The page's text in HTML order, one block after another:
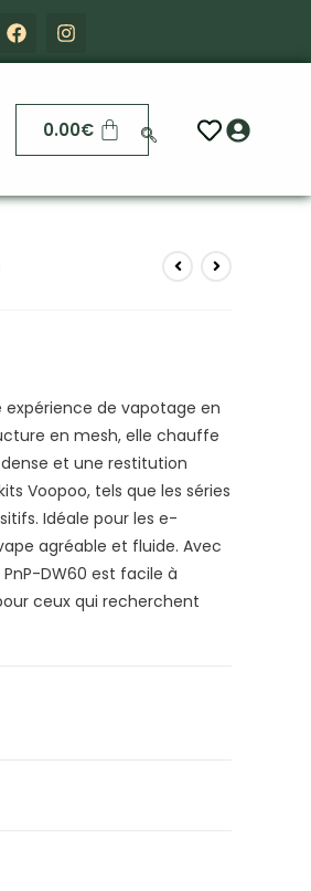
0.00€
expérience de vapotage en
en mesh, elle chauffe
et une restitution
Voopoo, tels que les séries
Idéale pour les e-
agréable et fluide. Avec
DW60 est facile à
ceux qui recherchent